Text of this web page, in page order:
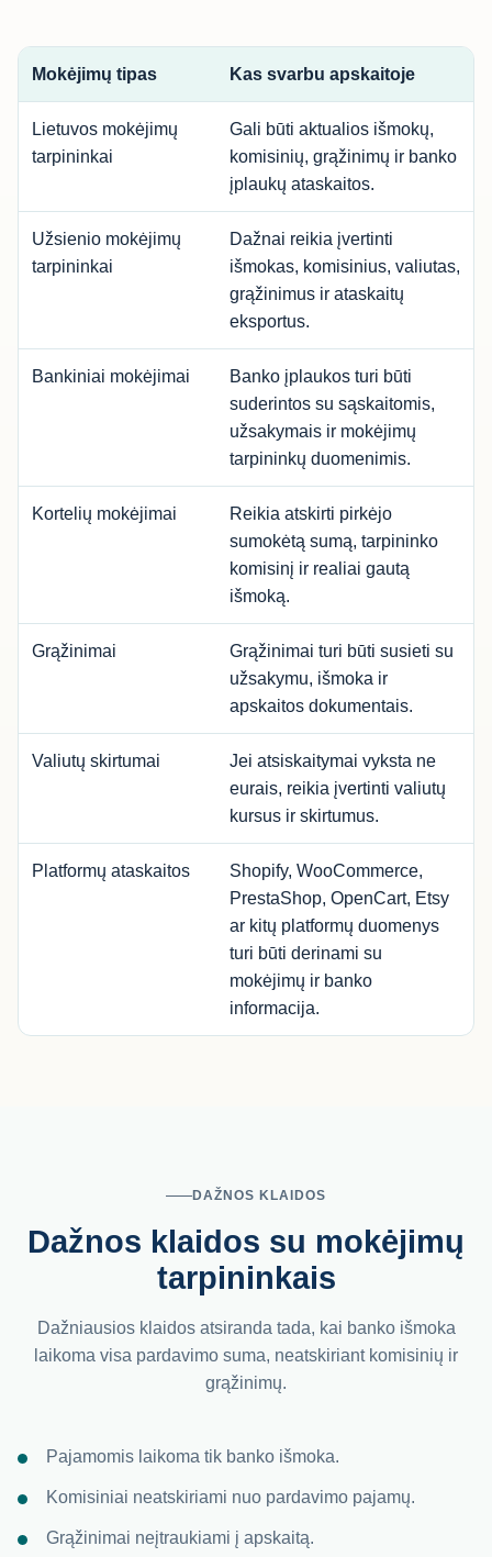
Mokėjimų tipas Kas svarbu apskaitoje
Lietuvos mokėjimų
tarpininkai
Gali būti aktualios išmokų,
komisinių, grąžinimų ir banko
įplaukų ataskaitos.
Užsienio mokėjimų
tarpininkai
Dažnai reikia įvertinti
išmokas, komisinius, valiutas,
grąžinimus ir ataskaitų
eksportus.
Bankiniai mokėjimai
Banko įplaukos turi būti
suderintos su sąskaitomis,
užsakymais ir mokėjimų
tarpininkų duomenimis.
Kortelių mokėjimai
Reikia atskirti pirkėjo
sumokėtą sumą, tarpininko
komisinį ir realiai gautą
išmoką.
Grąžinimai
Grąžinimai turi būti susieti su
užsakymu, išmoka ir
apskaitos dokumentais.
Valiutų skirtumai
Jei atsiskaitymai vyksta ne
eurais, reikia įvertinti valiutų
kursus ir skirtumus.
Platformų ataskaitos
Shopify, WooCommerce,
PrestaShop, OpenCart, Etsy
ar kitų platformų duomenys
turi būti derinami su
mokėjimų ir banko
informacija.
DAŽNOS KLAIDOS
Dažnos klaidos su mokėjimų
tarpininkais
Dažniausios klaidos atsiranda tada, kai banko išmoka
laikoma visa pardavimo suma, neatskiriant komisinių ir
grąžinimų.
Pajamomis laikoma tik banko išmoka.
Komisiniai neatskiriami nuo pardavimo pajamų.
Grąžinimai neįtraukiami į apskaitą.